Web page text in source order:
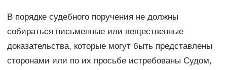
В порядке судебного поручения не должны
собираться письменные или вещественные
доказательства, которые могут быть представлены
сторонами или по их просьбе истребованы Судом,